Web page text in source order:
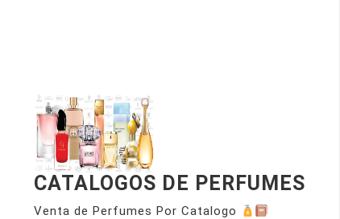
CATALOGOS DE PERFUMES
Venta de Perfumes Por Catalogo